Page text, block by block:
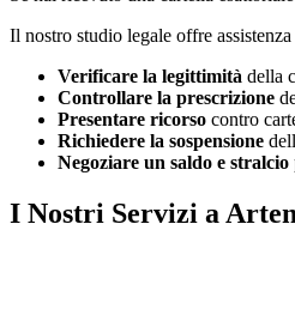
Il nostro studio legale offre
Verificare la legittimità della
Controllare la prescrizione
Presentare ricorso contro
Richiedere la sospensione
Negoziare un saldo e stralcio
I Nostri Servizi a